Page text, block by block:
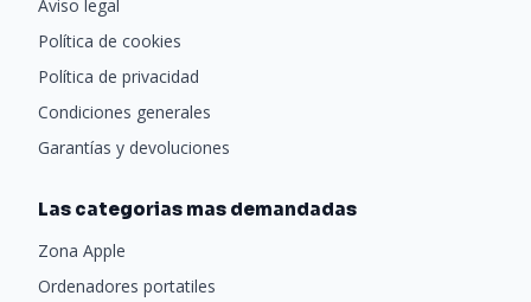
Aviso legal
Política de cookies
Política de privacidad
Condiciones generales
Garantías y devoluciones
Las categorias mas demandadas
Zona Apple
Ordenadores portatiles